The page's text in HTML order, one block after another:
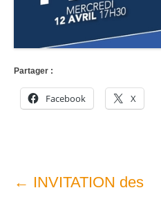
Partager :
Facebook X
Navigation
← INVITATION des